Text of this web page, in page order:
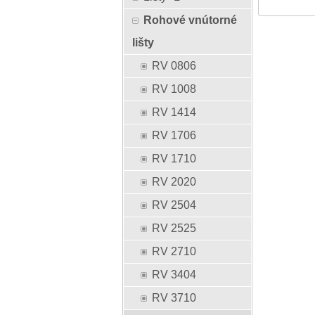
Rohové vnútorné
lišty
RV 0806
RV 1008
RV 1414
RV 1706
RV 1710
RV 2020
RV 2504
RV 2525
RV 2710
RV 3404
RV 3710